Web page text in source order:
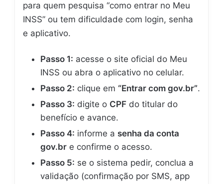
para quem pesquisa “como entrar no Meu
INSS” ou tem dificuldade com login, senha
e aplicativo.
Passo 1: acesse o site oficial do Meu
INSS ou abra o aplicativo no celular.
Passo 2: clique em “Entrar com gov.br”.
Passo 3: digite o CPF do titular do
benefício e avance.
Passo 4: informe a senha da conta
gov.br e confirme o acesso.
Passo 5: se o sistema pedir, conclua a
validação (confirmação por SMS, app